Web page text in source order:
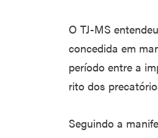
O TJ-MS
concedida em
período entre a
rito dos
Seguindo a